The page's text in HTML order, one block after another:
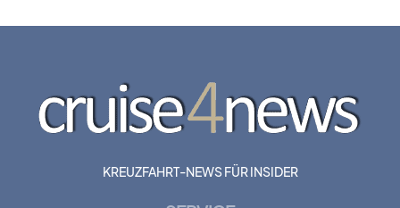
KREUZFAHRT-NEWS FÜR INSIDER